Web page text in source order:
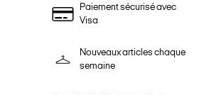
Paiement sécurisé avec
Visa
Nouveaux articles chaque
semaine